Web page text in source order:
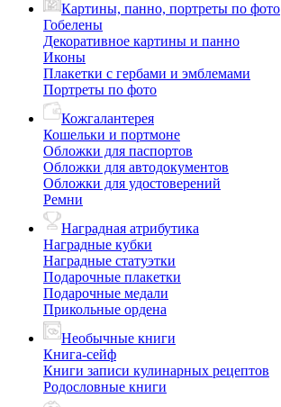
Картины, панно, портреты по фото
Гобелены
Декоративное картины и панно
Иконы
Плакетки с гербами и эмблемами
Портреты по фото
Кожгалантерея
Кошельки и портмоне
Обложки для паспортов
Обложки для автодокументов
Обложки для удостоверений
Ремни
Наградная атрибутика
Наградные кубки
Наградные статуэтки
Подарочные плакетки
Подарочные медали
Прикольные ордена
Необычные книги
Книга-сейф
Книги записи кулинарных рецептов
Родословные книги